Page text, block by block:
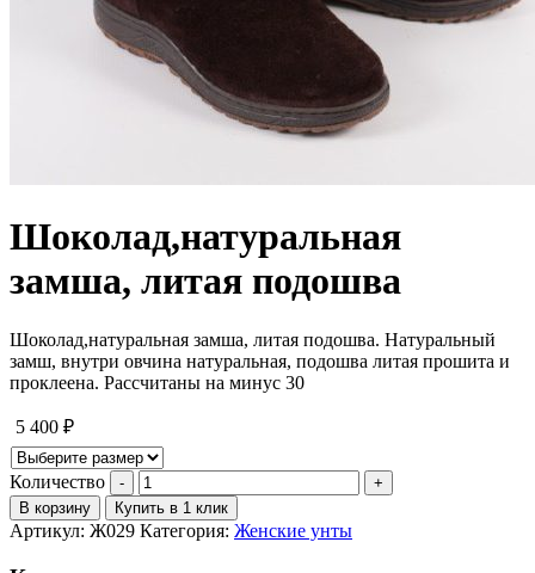
Шоколад,натуральная
замша, литая подошва
Шоколад,натуральная замша, литая подошва. Натуральный
замш, внутри овчина натуральная, подошва литая прошита и
проклеена. Рассчитаны на минус 30
5 400 ₽
Количество
В корзину Купить в 1 клик
Артикул: Ж029 Категория: Женские унты